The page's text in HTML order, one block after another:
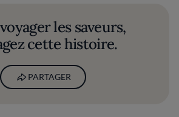
les saveurs,
cette histoire.
PARTAGER